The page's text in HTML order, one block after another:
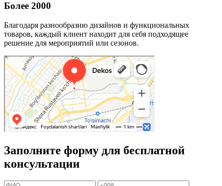
Более 2000
Благодаря разнообразию дизайнов и функциональных
товаров, каждый клиент находит для себя подходящее
решение для мероприятий или сезонов.
Заполните форму для бесплатной
консультации